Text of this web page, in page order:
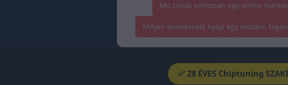
Mit csinál pontosan egy online
Milyen kezeléseket nyújt egy modern
✅ 28 ÉVES Chiptuning